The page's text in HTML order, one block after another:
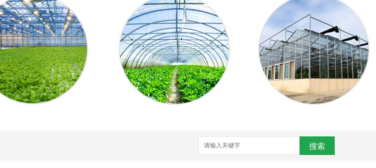
蔬菜大棚
棚 四川蔬菜大棚
棚
钢架大棚
成都钢架大棚 成都钢架养殖大棚
成都果蔬钢架大棚 成都钢架大棚搭建
生态餐厅
成都生态餐厅
行业资讯
常见问题
其他
搜索